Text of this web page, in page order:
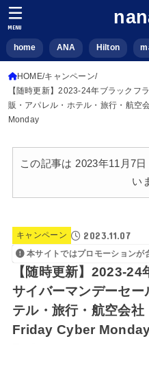
home ANA Hilton
MENU
HOME キャンペーン
【随時更新】2023-24年ブラックフ
販・アパレル・ホテル・旅行・航空
Monday
この記事は 2023年11月7
い
キャンペーン 2023.11.07
本サイトではプロモーションが
【随時更新】2023-24
サイバーマンデーセ
テル・旅行・航空会
Friday Cyber